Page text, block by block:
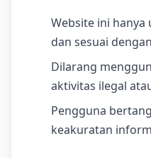
Website ini
dan sesuai
Dilarang
aktivitas ilegal
Pengguna
keakuratan